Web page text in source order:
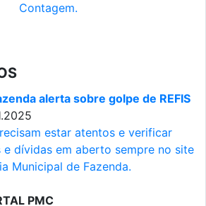
Contagem.
alerta sobre golpe de REFIS
estar atentos e verificar
dívidas em aberto sempre no site
Municipal de Fazenda.
PMC